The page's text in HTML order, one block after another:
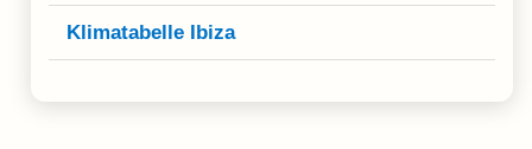
Klimatabelle Ibiza